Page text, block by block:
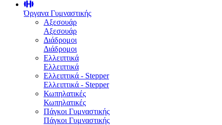
Όργανα Γυμναστικής
Αξεσουάρ
Αξεσουάρ
Διάδρομοι
Διάδρομοι
Ελλειπτικά
Ελλειπτικά
Ελλειπτικά - Stepper
Ελλειπτικά - Stepper
Κωπηλατικές
Κωπηλατικές
Πάγκοι Γυμναστικής
Πάγκοι Γυμναστικής